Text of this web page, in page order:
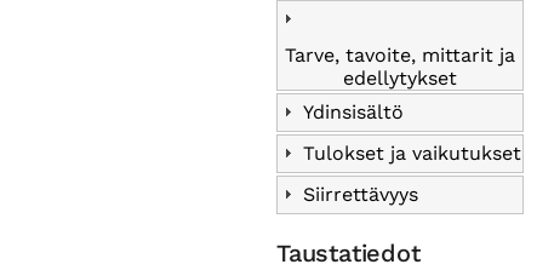
Tarve, tavoite, mittarit ja
edellytykset
Ydinsisältö
Tulokset ja vaikutukset
Siirrettävyys
Taustatiedot